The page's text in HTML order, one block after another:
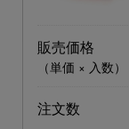
販売価格
（単価 × 入数）
注文数